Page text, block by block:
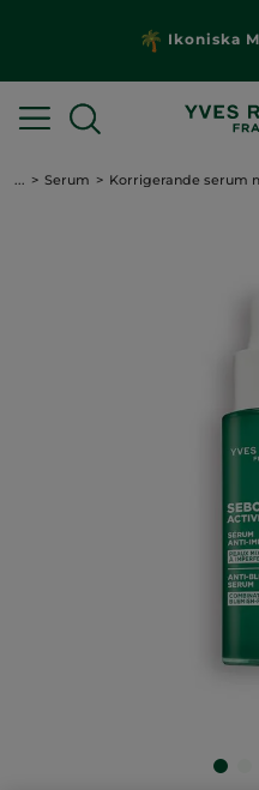
Ikoniska
... Serum Korrigerande serum